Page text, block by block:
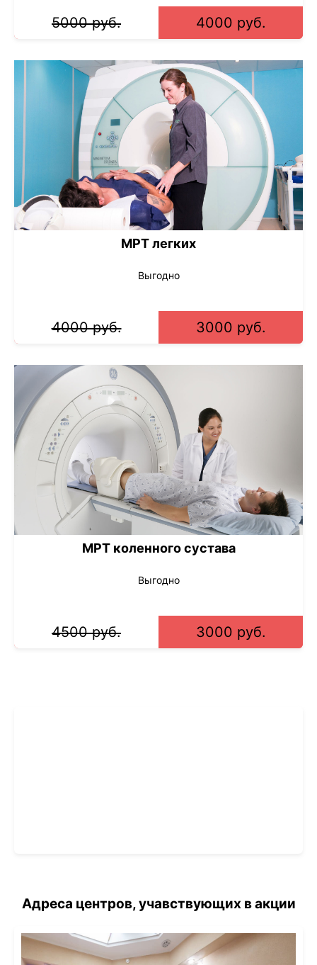
5000 руб. 4000 руб.
МРТ легких
Выгодно
4000 руб. 3000 руб.
МРТ коленного сустава
Выгодно
4500 руб. 3000 руб.
Адреса центров, учавствующих в акции